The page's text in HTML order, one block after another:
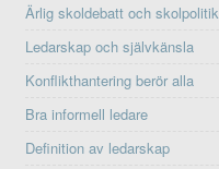
Ärlig skoldebatt och skolpolitik
Ledarskap och självkänsla
Konflikthantering berör alla
Bra informell ledare
Definition av ledarskap